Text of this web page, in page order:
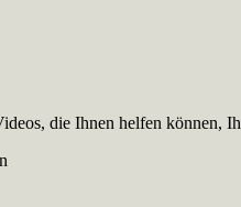
die Ihnen helfen können,